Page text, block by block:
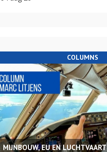
COLUMNS
MIJNBOUW, EU EN LUCHTVAART